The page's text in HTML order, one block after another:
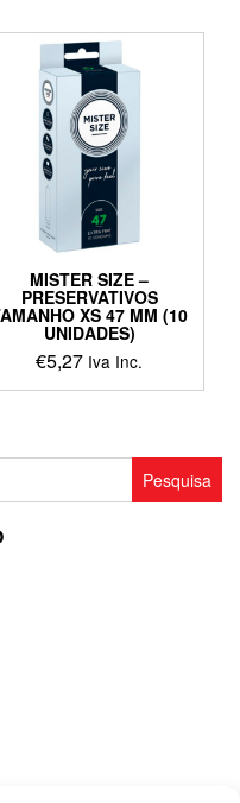
MISTER SIZE –
PRESERVATIVOS
XS 47 MM (10
UNIDADES)
€5,27 Iva Inc.
Pesquisa